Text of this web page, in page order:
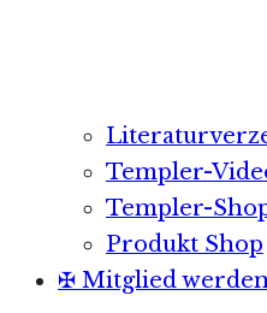
Templer-
Templer-
Produkt Shop
✠ Mitglied